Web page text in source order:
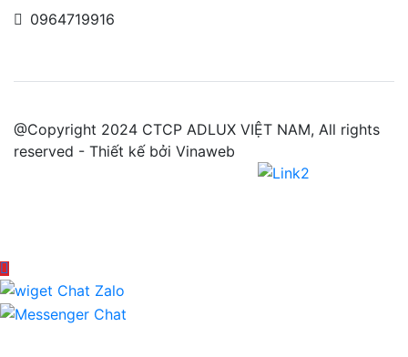
0964719916
@Copyright 2024 CTCP ADLUX VIỆT NAM, All rights
reserved - Thiết kế bởi Vinaweb